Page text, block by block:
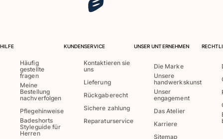
HILFE
Häufig
gestellte
fragen
Meine
Bestellung
nachverfolgen
Pflegehinweise
Badeshorts
Styleguide für
Herren
KUNDENSERVICE
Kontaktieren sie
uns
Lieferung
Rückgaberecht
Sichere zahlung
Reparaturservice
UNSER UNTERNEHMEN
Die Marke
Unsere
handwerkskunst
Unser
engagement
Das Atelier
Karriere
Sitemap